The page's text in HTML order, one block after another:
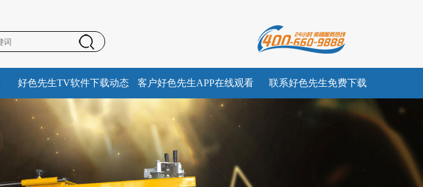
好色先生TV软件下载动态 客户好色先生APP在线观看 联系好色先生免费下载